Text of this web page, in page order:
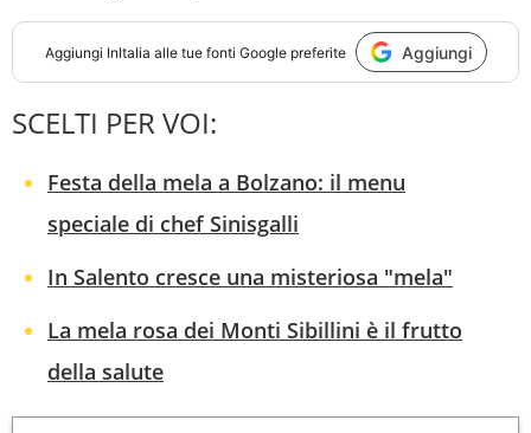
Aggiungi InItalia alle tue fonti Google preferite Aggiungi
SCELTI PER VOI:
Festa della mela a Bolzano: il menu
speciale di chef Sinisgalli
In Salento cresce una misteriosa "mela"
La mela rosa dei Monti Sibillini è il frutto
della salute